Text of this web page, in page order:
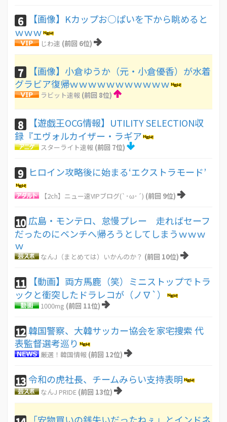
6
【画像】Kカップお○ぱいを下から眺めると
ｗｗｗ
じわ速 (前回 6位)
7
【画像】小倉ゆうか（元・小倉優香）が水着
グラビア復帰ｗｗｗｗｗｗｗｗｗｗｗ
ラビット速報 (前回 8位)
8
【遊戯王OCG情報】UTILITY SELECTION収
録『エヴォルカイザー・ラギア
スターライト速報 (前回 7位)
9 ヒロイン攻略後に始まる‘エクストラモード’
【2ch】ニュー速VIPブログ(`･ω･´) (前回 9位)
10 広島・モンテロ、怠慢プレー 走ればセーフ
だったのにベンチへ帰ろうとしてしまうｗｗｗ
ｗ
なんJ（まとめては）いかんのか？ (前回 10位)
11
【動画】両方馬鹿（笑）ミニストップでトラ
ックと衝突したドラレコが（ノ∇`）
1000mg (前回 11位)
12韓国警察、大韓サッカー協会を家宅捜索 代
表監督選考巡り
厳選！韓国情報 (前回 12位)
13令和の虎社長、チームみらい支持表明
なんJ PRIDE (前回 13位)